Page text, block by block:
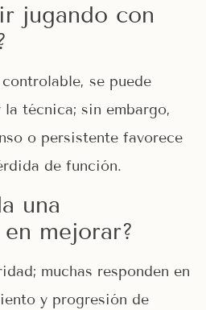
jugando con
se puede
técnica; sin embargo,
o persistente favorece
de función.
una
mejorar?
muchas responden en
y progresión de